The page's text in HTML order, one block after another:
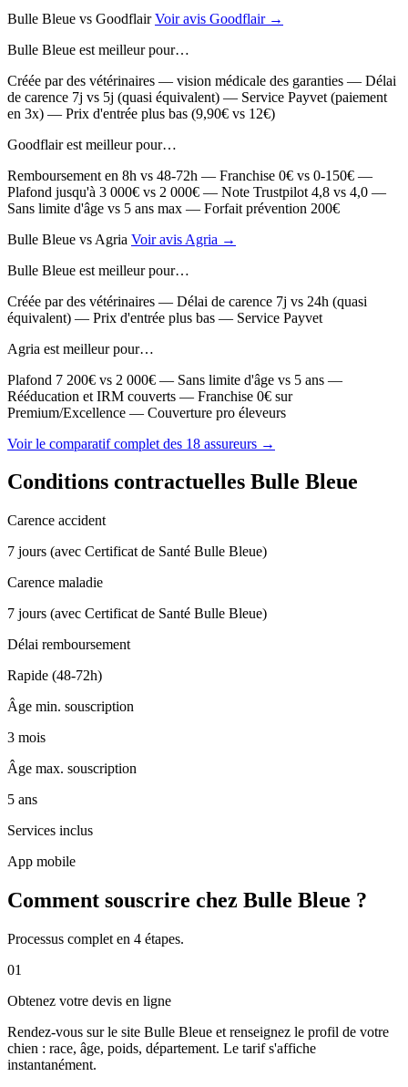
Bulle Bleue vs Goodflair Voir avis Goodflair →
Bulle Bleue est meilleur pour…
Créée par des vétérinaires — vision médicale des garanties — Délai
de carence 7j vs 5j (quasi équivalent) — Service Payvet (paiement
en 3x) — Prix d'entrée plus bas (9,90€ vs 12€)
Goodflair est meilleur pour…
Remboursement en 8h vs 48-72h — Franchise 0€ vs 0-150€ —
Plafond jusqu'à 3 000€ vs 2 000€ — Note Trustpilot 4,8 vs 4,0 —
Sans limite d'âge vs 5 ans max — Forfait prévention 200€
Bulle Bleue vs Agria Voir avis Agria →
Bulle Bleue est meilleur pour…
Créée par des vétérinaires — Délai de carence 7j vs 24h (quasi
équivalent) — Prix d'entrée plus bas — Service Payvet
Agria est meilleur pour…
Plafond 7 200€ vs 2 000€ — Sans limite d'âge vs 5 ans —
Rééducation et IRM couverts — Franchise 0€ sur
Premium/Excellence — Couverture pro éleveurs
Voir le comparatif complet des 18 assureurs →
Conditions contractuelles Bulle Bleue
Carence accident
7 jours (avec Certificat de Santé Bulle Bleue)
Carence maladie
7 jours (avec Certificat de Santé Bulle Bleue)
Délai remboursement
Rapide (48-72h)
Âge min. souscription
3 mois
Âge max. souscription
5 ans
Services inclus
App mobile
Comment souscrire chez Bulle Bleue ?
Processus complet en 4 étapes.
01
Obtenez votre devis en ligne
Rendez-vous sur le site Bulle Bleue et renseignez le profil de votre
chien : race, âge, poids, département. Le tarif s'affiche
instantanément.